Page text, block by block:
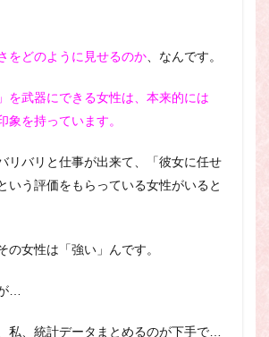
をどのように見せるのか 、なんです。
を武器にできる女性は、本来的には
象を持っています。
リバリと仕事が出来て、「彼女に任せ
いう評価をもらっている女性がいると
の女性は「強い」んです。
…
私、統計データまとめるのが下手で…